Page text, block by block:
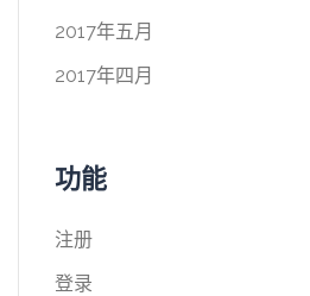
2017年五月
2017年四月
功能
注册
登录